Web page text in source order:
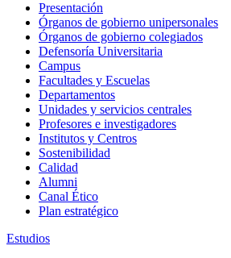
Presentación
Órganos de gobierno unipersonales
Órganos de gobierno colegiados
Defensoría Universitaria
Campus
Facultades y Escuelas
Departamentos
Unidades y servicios centrales
Profesores e investigadores
Institutos y Centros
Sostenibilidad
Calidad
Alumni
Canal Ético
Plan estratégico
Estudios